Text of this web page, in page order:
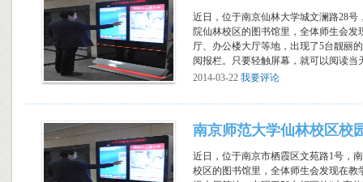
近日，位于南京仙林大学城文澜路28
院仙林校区的图书馆里，全体师生会发
厅、办公楼大厅等地，出现了5台靓丽
阅报栏。只要轻触屏幕，就可以阅读当
2014-03-22 我要评论
南京师范大学仙林校区校
近日，位于南京市栖霞区文苑路1号，
校区的图书馆里，全体师生会发现在教